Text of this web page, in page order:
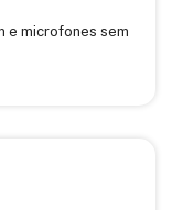
e microfones sem